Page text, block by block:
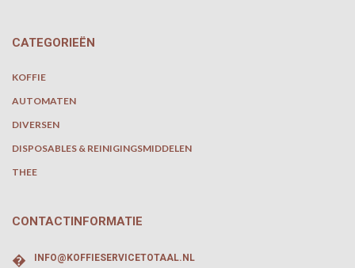
CATEGORIEËN
KOFFIE
AUTOMATEN
DIVERSEN
DISPOSABLES & REINIGINGSMIDDELEN
THEE
CONTACTINFORMATIE
� INFO@KOFFIESERVICETOTAAL.NL